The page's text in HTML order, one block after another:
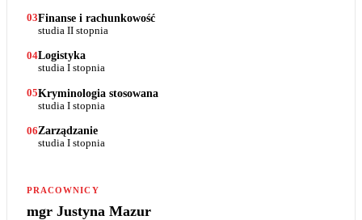
03Finanse i rachunkowość
studia II stopnia
04Logistyka
studia I stopnia
05Kryminologia stosowana
studia I stopnia
06Zarządzanie
studia I stopnia
PRACOWNICY
mgr Justyna Mazur